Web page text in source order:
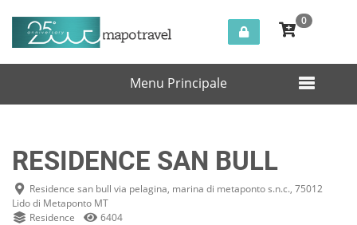
0
Menu Principale
Lido di Metaponto RESIDENCE SAN BULL
RESIDENCE SAN BULL
Residence san bull via pelagina, marina di metaponto s.n.c., 75012
Lido di Metaponto MT
Residence
6404